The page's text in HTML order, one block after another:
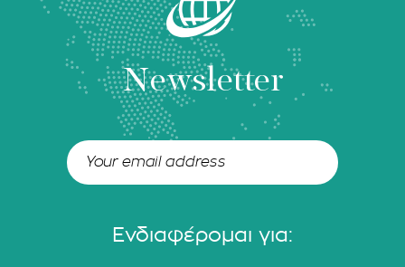
Newsletter
Ενδιαφέρομαι για: